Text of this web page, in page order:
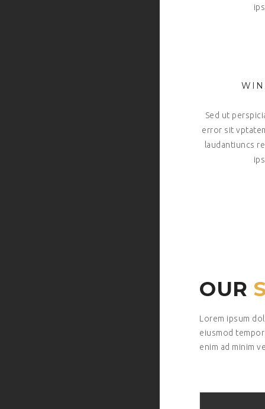
WIN
Sed ut
error sit
laudantiuncs
OUR
Lorem ipsum
eiusmod
enim ad minim